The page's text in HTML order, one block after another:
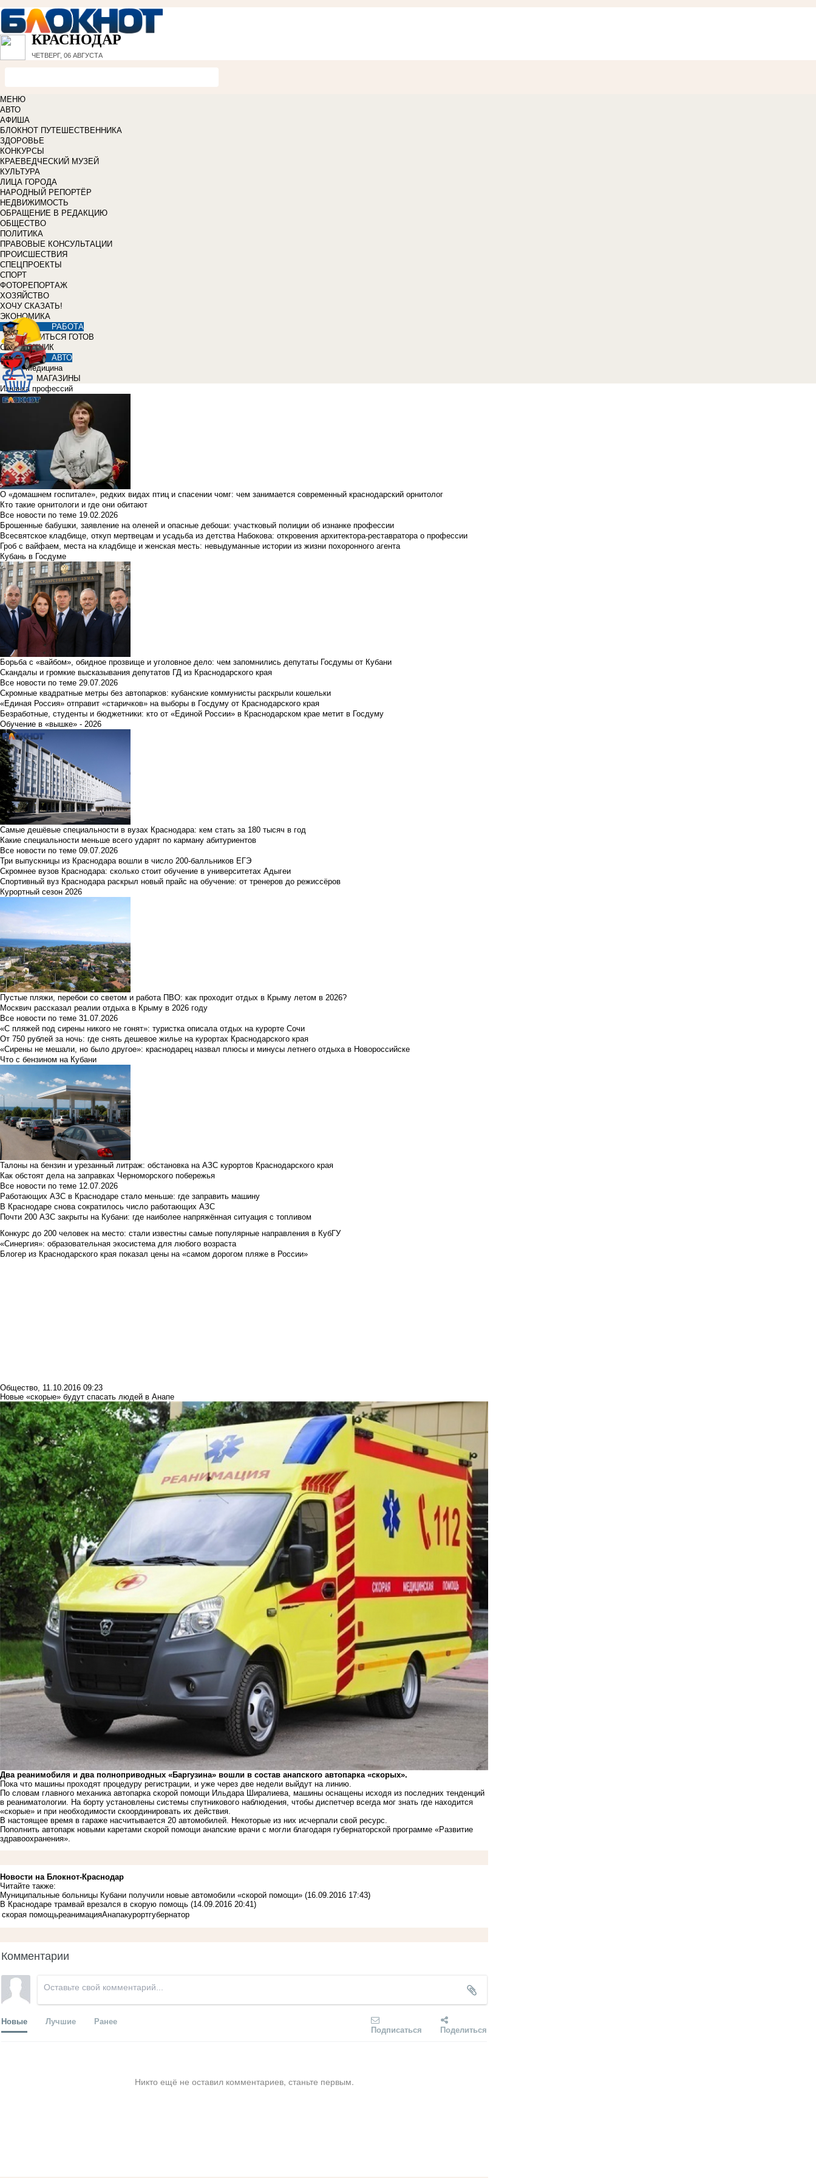
КРАСНОДАР
ЧЕТВЕРГ, 06 АВГУСТА
МЕНЮ
АВТО
АФИША
БЛОКНОТ ПУТЕШЕСТВЕННИКА
ЗДОРОВЬЕ
КОНКУРСЫ
КРАЕВЕДЧЕСКИЙ МУЗЕЙ
КУЛЬТУРА
ЛИЦА ГОРОДА
НАРОДНЫЙ РЕПОРТЁР
НЕДВИЖИМОСТЬ
ОБРАЩЕНИЕ В РЕДАКЦИЮ
ОБЩЕСТВО
ПОЛИТИКА
ПРАВОВЫЕ КОНСУЛЬТАЦИИ
ПРОИСШЕСТВИЯ
СПЕЦПРОЕКТЫ
СПОРТ
ФОТОРЕПОРТАЖ
ХОЗЯЙСТВО
ХОЧУ СКАЗАТЬ!
ЭКОНОМИКА
РАБОТА
УЧИТЬСЯ ГОТОВ
СПРАВОЧНИК
АВТО
Медицина
МАГАЗИНЫ
Изнанка профессий
О «домашнем госпитале», редких видах птиц и спасении чомг: чем занимается современный краснодарский орнитолог
Кто такие орнитологи и где они обитают
Все новости по теме 19.02.2026
Брошенные бабушки, заявление на оленей и опасные дебоши: участковый полиции об изнанке профессии
Всесвятское кладбище, откуп мертвецам и усадьба из детства Набокова: откровения архитектора-реставратора о профессии
Гроб с вайфаем, места на кладбище и женская месть: невыдуманные истории из жизни похоронного агента
Кубань в Госдуме
Борьба с «вайбом», обидное прозвище и уголовное дело: чем запомнились депутаты Госдумы от Кубани
Скандалы и громкие высказывания депутатов ГД из Краснодарского края
Все новости по теме 29.07.2026
Скромные квадратные метры без автопарков: кубанские коммунисты раскрыли кошельки
«Единая Россия» отправит «старичков» на выборы в Госдуму от Краснодарского края
Безработные, студенты и бюджетники: кто от «Единой России» в Краснодарском крае метит в Госдуму
Обучение в «вышке» - 2026
Самые дешёвые специальности в вузах Краснодара: кем стать за 180 тысяч в год
Какие специальности меньше всего ударят по карману абитуриентов
Все новости по теме 09.07.2026
Три выпускницы из Краснодара вошли в число 200-балльников ЕГЭ
Скромнее вузов Краснодара: сколько стоит обучение в университетах Адыгеи
Спортивный вуз Краснодара раскрыл новый прайс на обучение: от тренеров до режиссёров
Курортный сезон 2026
Пустые пляжи, перебои со светом и работа ПВО: как проходит отдых в Крыму летом в 2026?
Москвич рассказал реалии отдыха в Крыму в 2026 году
Все новости по теме 31.07.2026
«С пляжей под сирены никого не гонят»: туристка описала отдых на курорте Сочи
От 750 рублей за ночь: где снять дешевое жилье на курортах Краснодарского края
«Сирены не мешали, но было другое»: краснодарец назвал плюсы и минусы летнего отдыха в Новороссийске
Что с бензином на Кубани
Талоны на бензин и урезанный литраж: обстановка на АЗС курортов Краснодарского края
Как обстоят дела на заправках Черноморского побережья
Все новости по теме 12.07.2026
Работающих АЗС в Краснодаре стало меньше: где заправить машину
В Краснодаре снова сократилось число работающих АЗС
Почти 200 АЗС закрыты на Кубани: где наиболее напряжённая ситуация с топливом
Конкурс до 200 человек на место: стали известны самые популярные направления в КубГУ
«Синергия»: образовательная экосистема для любого возраста
Блогер из Краснодарского края показал цены на «самом дорогом пляже в России»
Общество, 11.10.2016 09:23
Новые «скорые» будут спасать людей в Анапе
Два реанимобиля и два полноприводных «Баргузина» вошли в состав анапского автопарка «скорых».
Пока что машины проходят процедуру регистрации, и уже через две недели выйдут на линию.
По словам главного механика автопарка скорой помощи Ильдара Ширалиева, машины оснащены исходя из последних тенденций
в реаниматологии. На борту установлены системы спутникового наблюдения, чтобы диспетчер всегда мог знать где находится
«скорые» и при необходимости скоординировать их действия.
В настоящее время в гараже насчитывается 20 автомобилей. Некоторые из них исчерпали свой ресурс.
Пополнить автопарк новыми каретами скорой помощи анапские врачи с могли благодаря губернаторской программе «Развитие
здравоохранения».
Новости на Блoкнoт-Краснодар
Читайте также:
Муниципальные больницы Кубани получили новые автомобили «скорой помощи» (16.09.2016 17:43)
В Краснодаре трамвай врезался в скорую помощь (14.09.2016 20:41)
скорая помощьреанимацияАнапакурортгубернатор
Комментарии
Новые Лучшие Ранее
Подписаться Поделиться
Никто ещё не оставил комментариев, станьте первым.